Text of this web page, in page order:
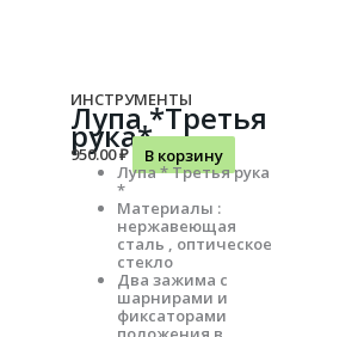
ИНСТРУМЕНТЫ
Лупа *Третья
рука*
950.00₽
В корзину
Лупа * Третья рука
*
Материалы :
нержавеющая
сталь , оптическое
стекло
Два зажима с
шарнирами и
фиксаторами